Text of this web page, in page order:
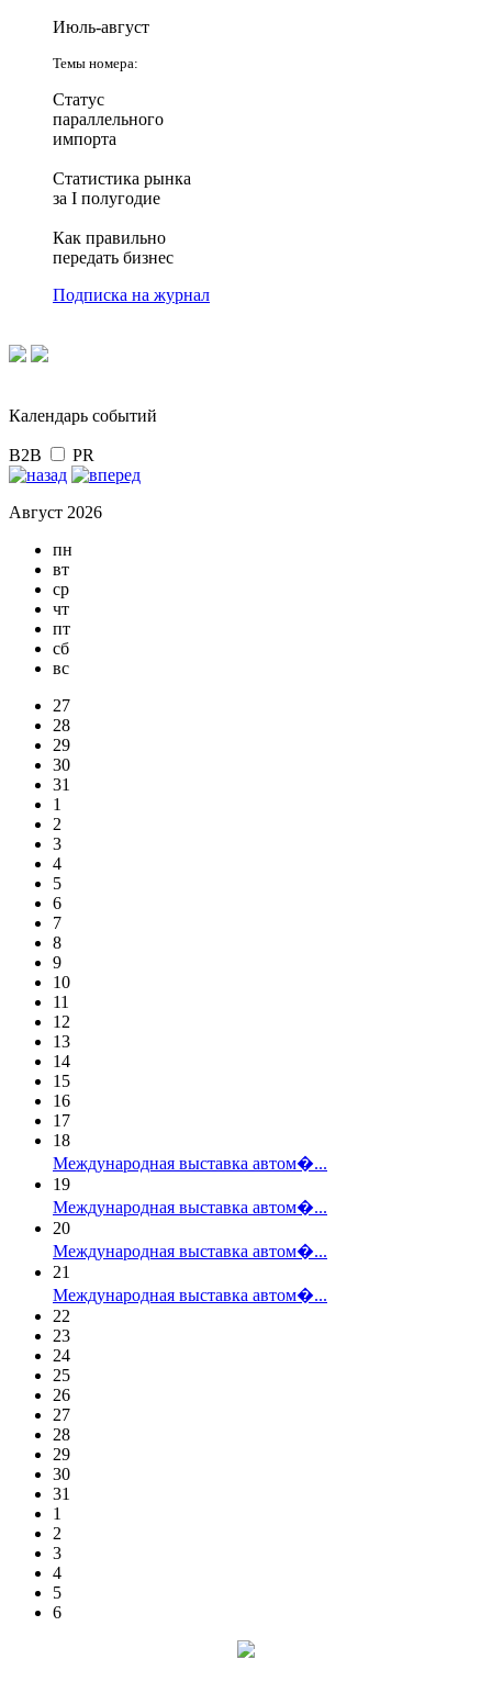
Июль-август
Темы номера:
Статус
параллельного
импорта
Статистика рынка
за I полугодие
Как правильно
передать бизнес
Подписка на журнал
Календарь событий
B2B PR
Август 2026
пн
вт
ср
чт
пт
сб
вс
27
28
29
30
31
1
2
3
4
5
6
7
8
9
10
11
12
13
14
15
16
17
18
Международная выставка автом�...
19
Международная выставка автом�...
20
Международная выставка автом�...
21
Международная выставка автом�...
22
23
24
25
26
27
28
29
30
31
1
2
3
4
5
6